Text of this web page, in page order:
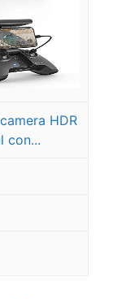
HDR
con...